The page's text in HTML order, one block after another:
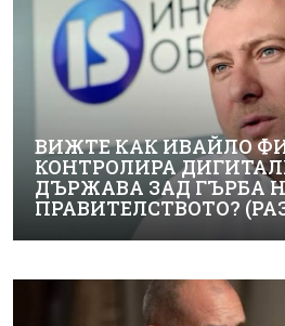
ВИЖТЕ КАК ИВАЙЛО
КОНТРОЛИРА
ДЪРЖАВА ЗАД ГЪРБА
ПРАВИТЕЛСТВОТО?